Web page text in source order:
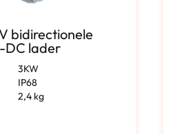
bidirectionele
DC lader
3KW
IP68
2,4 kg